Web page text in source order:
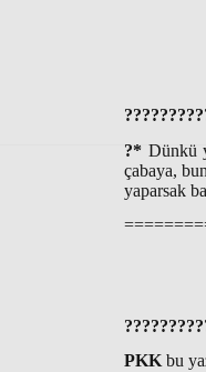
?* Dünkü
çabaya,
yaparsak
PKK bu